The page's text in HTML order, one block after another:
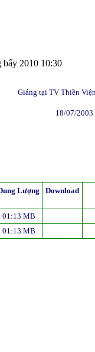
2010 10:30
Giảng tại TV Thiền
18/07/2003
Lượng Download
01:13 MB
01:13 MB